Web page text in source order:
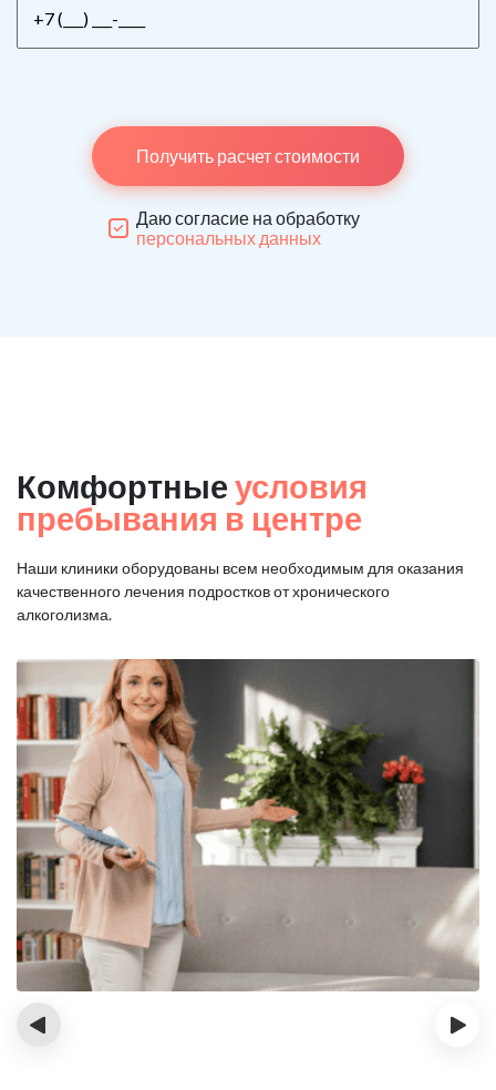
Получить расчет стоимости
Даю согласие на обработку
персональных данных
Комфортные условия
пребывания в центре
Наши клиники оборудованы всем необходимым для оказания
качественного лечения подростков от хронического
алкоголизма.
‹ ›